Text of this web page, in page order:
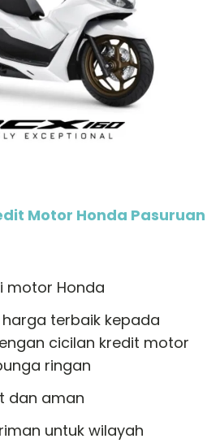
Motor Honda Pasuruan
motor Honda
terbaik kepada
cicilan kredit motor
ringan
dan aman
untuk wilayah